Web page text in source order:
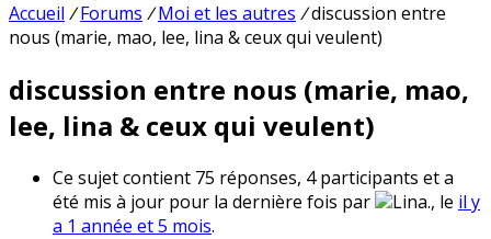
Accueil / Forums / Moi et les autres /discussion entre
nous (marie, mao, lee, lina & ceux qui veulent)
discussion entre nous (marie, mao,
lee, lina & ceux qui veulent)
Ce sujet contient 75 réponses, 4 participants et a
été mis à jour pour la dernière fois par
Lina., le il y
a 1 année et 5 mois.